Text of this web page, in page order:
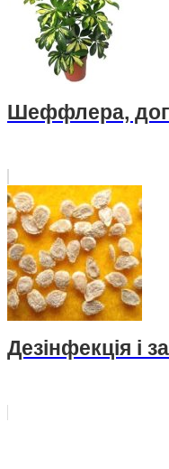
Шеффлера,
Дезінфекція і